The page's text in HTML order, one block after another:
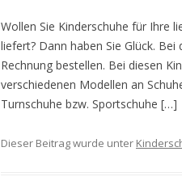
Wollen Sie Kinderschuhe für Ihre
liefert? Dann haben Sie Glück.
Rechnung bestellen. Bei diesen
verschiedenen Modellen an
Turnschuhe bzw. Sportschuhe […]
Dieser Beitrag wurde unter